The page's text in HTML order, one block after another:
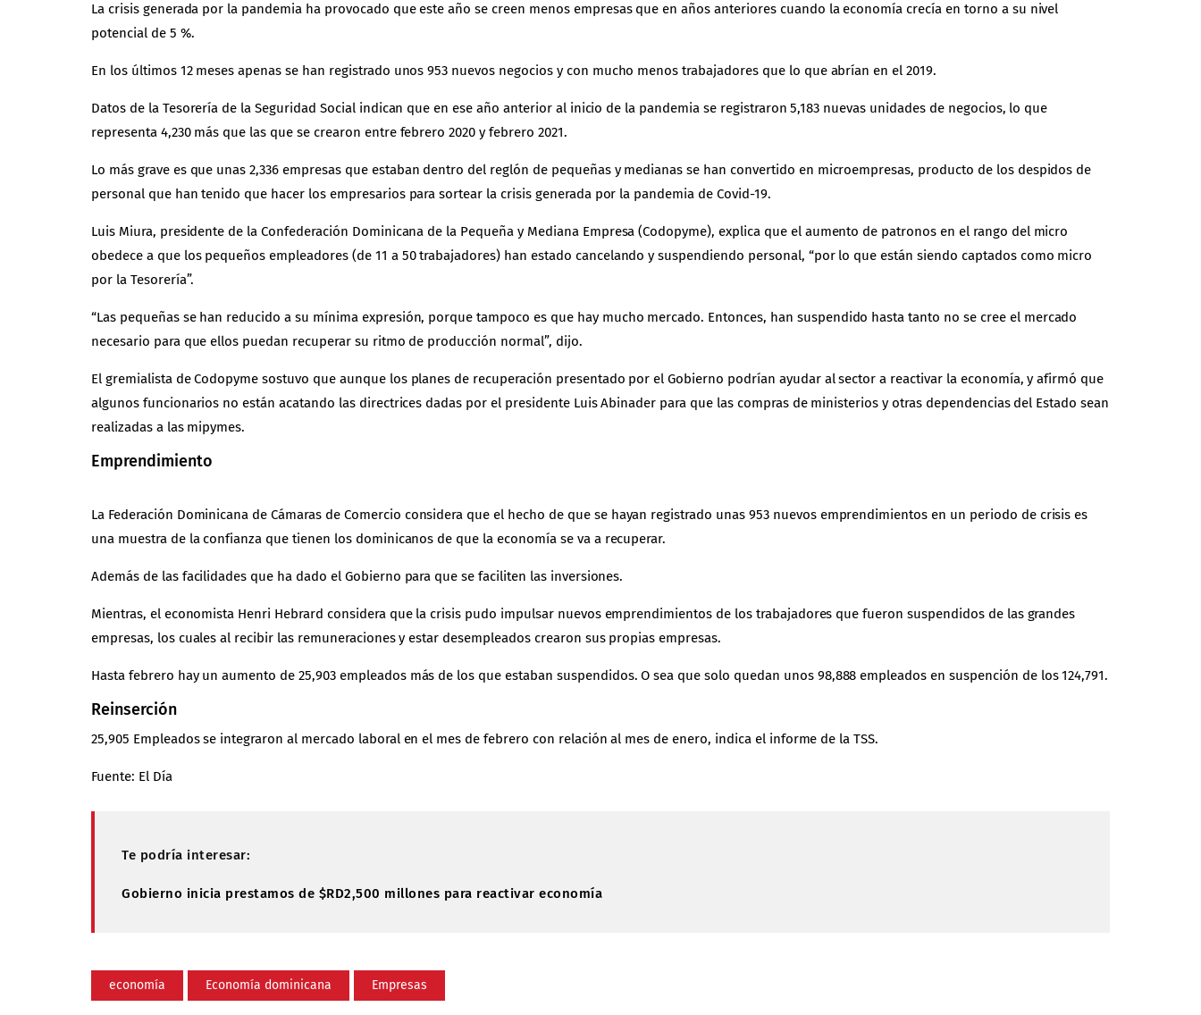
La crisis generada por la pandemia ha provocado que este año se creen menos empresas que en años anteriores cuando la economía crecía en torno a su nivel
potencial de 5 %.
En los últimos 12 meses apenas se han registrado unos 953 nuevos negocios y con mucho menos trabajadores que lo que abrían en el 2019.
Datos de la Tesorería de la Seguridad Social indican que en ese año anterior al inicio de la pandemia se registraron 5,183 nuevas unidades de negocios, lo que
representa 4,230 más que las que se crearon entre febrero 2020 y febrero 2021.
Lo más grave es que unas 2,336 empresas que estaban dentro del reglón de pequeñas y medianas se han convertido en microempresas, producto de los despidos de
personal que han tenido que hacer los empresarios para sortear la crisis generada por la pandemia de Covid-19.
Luis Miura, presidente de la Confederación Dominicana de la Pequeña y Mediana Empresa (Codopyme), explica que el aumento de patronos en el rango del micro
obedece a que los pequeños empleadores (de 11 a 50 trabajadores) han estado cancelando y suspendiendo personal, “por lo que están siendo captados como micro
por la Tesorería”.
“Las pequeñas se han reducido a su mínima expresión, porque tampoco es que hay mucho mercado. Entonces, han suspendido hasta tanto no se cree el mercado
necesario para que ellos puedan recuperar su ritmo de producción normal”, dijo.
El gremialista de Codopyme sostuvo que aunque los planes de recuperación presentado por el Gobierno podrían ayudar al sector a reactivar la economía, y afirmó que
algunos funcionarios no están acatando las directrices dadas por el presidente Luis Abinader para que las compras de ministerios y otras dependencias del Estado sean
realizadas a las mipymes.
Emprendimiento
La Federación Dominicana de Cámaras de Comercio considera que el hecho de que se hayan registrado unas 953 nuevos emprendimientos en un periodo de crisis es
una muestra de la confianza que tienen los dominicanos de que la economía se va a recuperar.
Además de las facilidades que ha dado el Gobierno para que se faciliten las inversiones.
Mientras, el economista Henri Hebrard considera que la crisis pudo impulsar nuevos emprendimientos de los trabajadores que fueron suspendidos de las grandes
empresas, los cuales al recibir las remuneraciones y estar desempleados crearon sus propias empresas.
Hasta febrero hay un aumento de 25,903 empleados más de los que estaban suspendidos. O sea que solo quedan unos 98,888 empleados en suspención de los 124,791.
Reinserción
25,905 Empleados se integraron al mercado laboral en el mes de febrero con relación al mes de enero, indica el informe de la TSS.
Fuente: El Día
Te podría interesar:
Gobierno inicia prestamos de $RD2,500 millones para reactivar economía
economía Economía dominicana Empresas